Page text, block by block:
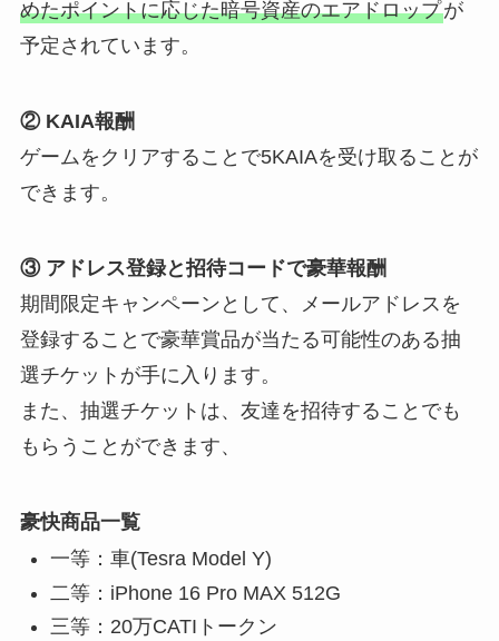
めたポイントに応じた暗号資産のエアドロップが
予定されています。
② KAIA報酬
ゲームをクリアすることで5KAIAを受け取ることが
できます。
③ アドレス登録と招待コードで豪華報酬
期間限定キャンペーンとして、メールアドレスを
登録することで豪華賞品が当たる可能性のある抽
選チケットが手に入ります。
また、抽選チケットは、友達を招待することでも
もらうことができます、
豪快商品一覧
一等：車(Tesra Model Y)
二等：iPhone 16 Pro MAX 512G
三等：20万CATIトークン